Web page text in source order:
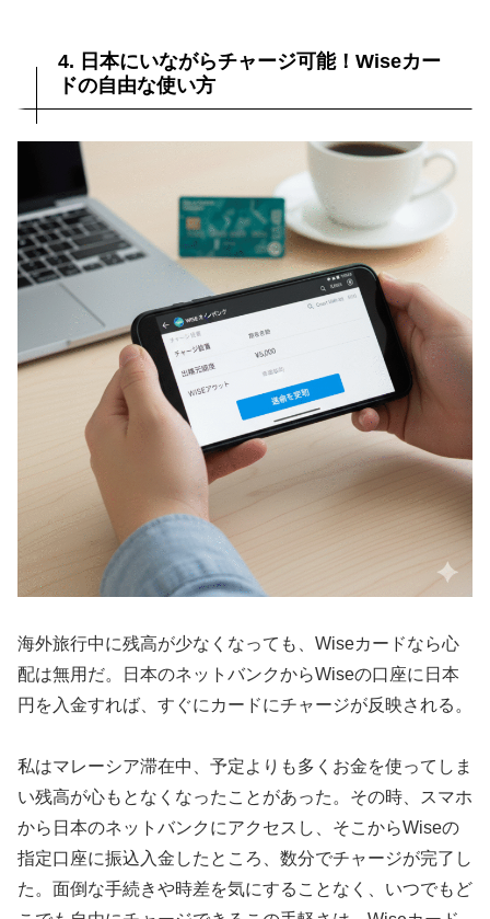
4. 日本にいながらチャージ可能！Wiseカー
ドの自由な使い方
海外旅行中に残高が少なくなっても、Wiseカードなら心
配は無用だ。日本のネットバンクからWiseの口座に日本
円を入金すれば、すぐにカードにチャージが反映される。
私はマレーシア滞在中、予定よりも多くお金を使ってしま
い残高が心もとなくなったことがあった。その時、スマホ
から日本のネットバンクにアクセスし、そこからWiseの
指定口座に振込入金したところ、数分でチャージが完了し
た。面倒な手続きや時差を気にすることなく、いつでもど